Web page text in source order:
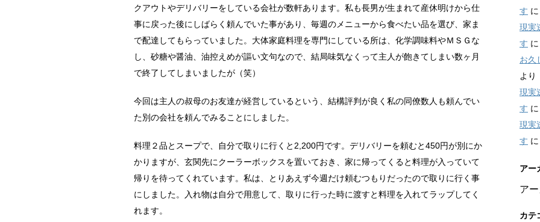
クアウトやデリバリーをしている会社が数軒あります。私も長男が生まれて産休明けから仕
事に戻った後にしばらく頼んでいた事があり、毎週のメニューから食べたい品を選び、家ま
で配達してもらっていました。大体家庭料理を専門にしている所は、化学調味料やＭＳＧな
し、砂糖や醤油、油控えめが謳い文句なので、結局味気なくって主人が飽きてしまい数ヶ月
で終了してしまいましたが（笑）
今回は主人の叔母のお友達が経営しているという、結構評判が良く私の同僚数人も頼んでい
た別の会社を頼んでみることにしました。
料理２品とスープで、自分で取りに行くと2,200円です。デリバリーを頼むと450円が別にか
かりますが、玄関先にクーラーボックスを置いておき、家に帰ってくると料理が入っていて
帰りを待ってくれています。私は、とりあえず今週だけ頼むつもりだったので取りに行く事
にしました。入れ物は自分で用意して、取りに行った時に渡すと料理を入れてラップしてく
れます。
す に
現実
す に
お久
より
現実
す に
現実
す に
アー
ア
カテ